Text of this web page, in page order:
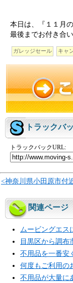
本日は、『１１月
最後までお付き合
ガレッジセール キャ
トラックバ
トラックバックURL:
<神奈川県小田原市付
関連ページ
ムービングエス
目黒区から調布
不用品を一番安
何度もご利用の
不用品が大量に